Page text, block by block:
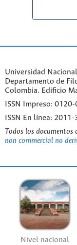
Universidad
Departamento de
Colombia. Edificio
ISSN Impreso:
ISSN En línea:
Todos los
non commercial no
Nivel nacional